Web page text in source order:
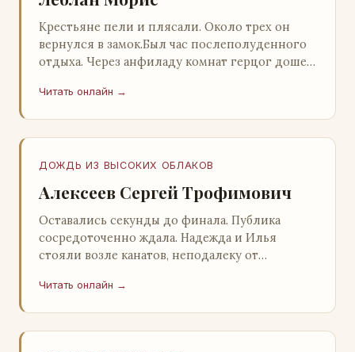
Крестьяне пели и плясали. Около трех он
вернулся в замок.Был час послеполуденного
отдыха. Через анфиладу комнат герцог дошел
во…
Читать онлайн →
ДОЖДЬ ИЗ ВЫСОКИХ ОБЛАКОВ
Алексеев Сергей Трофимович
Оставались секунды до финала. Публика
сосредоточенно ждала. Надежда и Илья
стояли возле канатов, неподалеку от
прочей публики, …
Читать онлайн →